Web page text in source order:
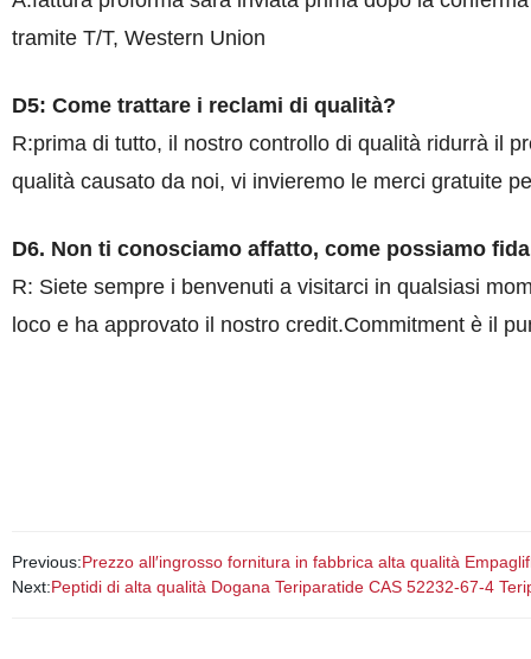
tramite T/T, Western Union
D5: Come trattare i reclami di qualità?
R:prima di tutto, il nostro controllo di qualità ridurrà il
qualità causato da noi, vi invieremo le merci gratuite
D6. Non ti conosciamo affatto, come possiamo
R: Siete sempre i benvenuti a visitarci in qualsiasi
loco e ha approvato il nostro credit.Commitment è il
Previous:Prezzo all′ingrosso fornitura in fabbrica alta qualità
Next:Peptidi di alta qualità Dogana Teriparatide CAS 52232-67-4